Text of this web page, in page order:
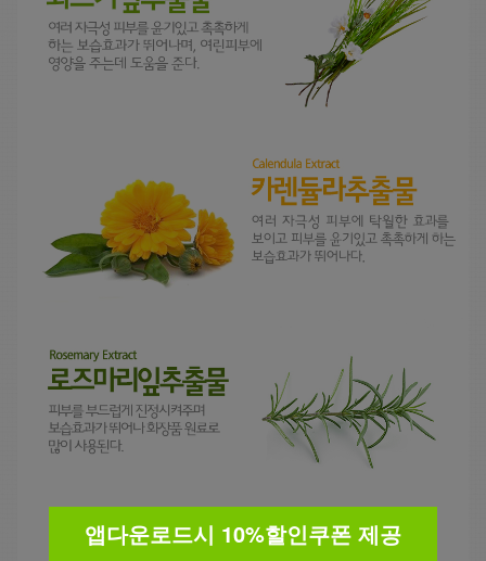
앱다운로드시 10%할인쿠폰 제공